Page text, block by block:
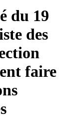
du 19
des
faire